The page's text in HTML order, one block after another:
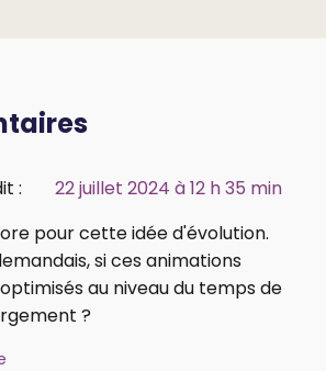
:
22 juillet 2024 à 12 h 35 min
pour cette idée d'évolution.
si ces animations
au niveau du temps de
?